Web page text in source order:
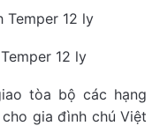
12 ly
tòa bộ các hạng
gia đình chú Việt